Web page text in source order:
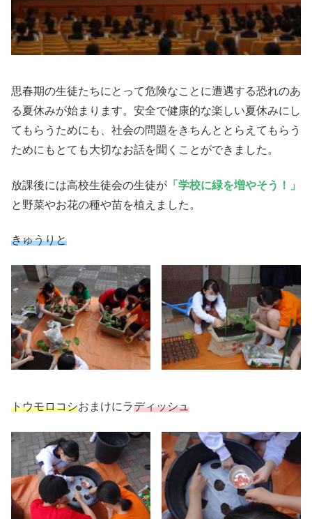
思春期の生徒たちにとって危険なことに遭遇する恐れのあ
る夏休みが始まります。安全で健康的な楽しい夏休みにし
てもらうためにも、社会の問題をきちんととらえてもらう
ためにもとても大切なお話を聞くことができました。
放課後には高校生徒会の生徒が 「学校に緑を増やそう！」
と野菜やお花の種や苗を植えました。
きゅうりと
トウモロコシおまけにラディッシュ